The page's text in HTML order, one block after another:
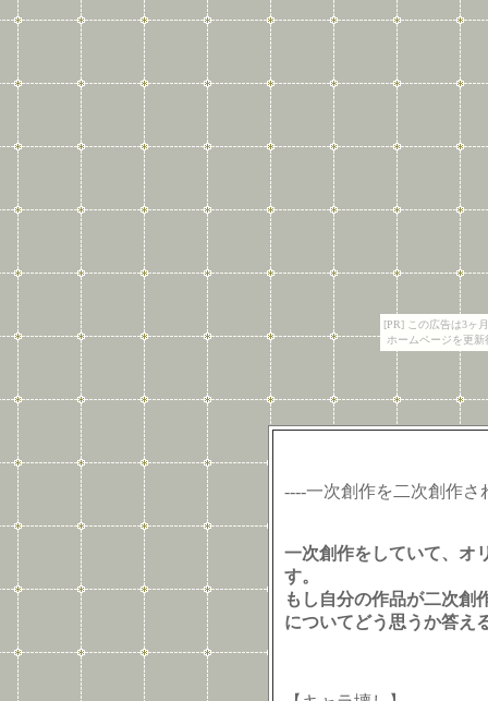
[PR] この広告は3ヶ
ホームページを更
----一次創作を二次創作さ
一次創作をしていて、オ
す。
もし自分の作品が二次創
についてどう思うか答え